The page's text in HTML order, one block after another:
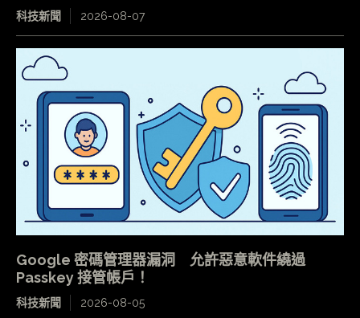
科技新聞 2026-08-07
Google 密碼管理器漏洞 允許惡意軟件繞過
Passkey 接管帳戶！
科技新聞 2026-08-05